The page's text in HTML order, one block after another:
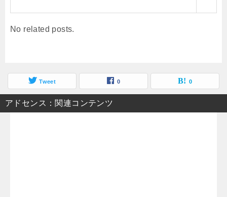
No related posts.
Tweet 0 0
アドセンス：関連コンテンツ